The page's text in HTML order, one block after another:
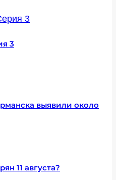
3
выявили около
11 августа?